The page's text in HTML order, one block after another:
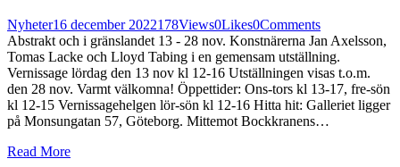
Nyheter16 december 2022178Views0Likes0Comments
Abstrakt och i gränslandet 13 - 28 nov. Konstnärerna Jan Axelsson,
Tomas Lacke och Lloyd Tabing i en gemensam utställning.
Vernissage lördag den 13 nov kl 12-16 Utställningen visas t.o.m.
den 28 nov. Varmt välkomna! Öppettider: Ons-tors kl 13-17, fre-sön
kl 12-15 Vernissagehelgen lör-sön kl 12-16 Hitta hit: Galleriet ligger
på Monsungatan 57, Göteborg. Mittemot Bockkranens…
Read More